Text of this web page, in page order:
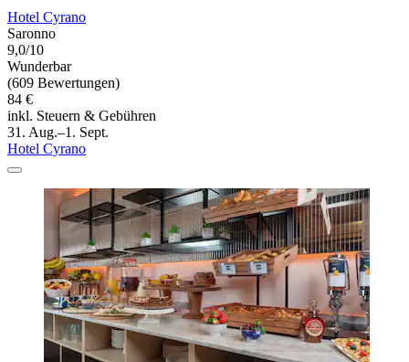
Hotel Cyrano
Saronno
9,0/10
Wunderbar
(609 Bewertungen)
84 €
inkl. Steuern & Gebühren
31. Aug.–1. Sept.
Hotel Cyrano